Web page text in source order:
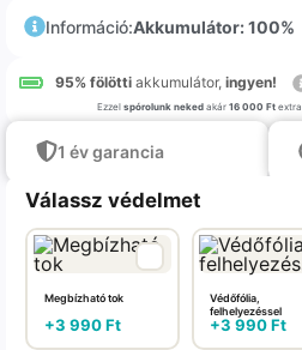
Információ:Akkumulátor: 100%
95% fölötti akkumulátor, ingyen!
Ezzel spórolunk nekedakár 16 000 Ftextra
1 év garancia
Válassz védelmet
Megbízható tok
+3 990Ft
Védőfólia,
felhelyezéssel
+3 990Ft